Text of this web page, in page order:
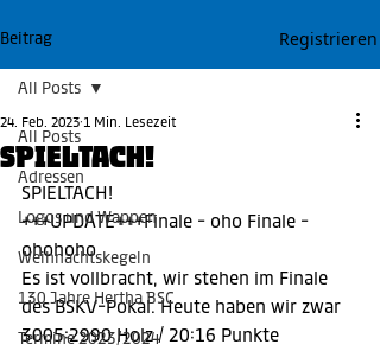
Beitrag Registrieren
All Posts
Adressen
Logos und Wappen
Weihnachtskegeln
130 Jahre Hertha BSC
Termine 2023/2024
All Posts
SPIELTACH!
24. Feb. 2023 1 Min. Lesezeit
SPIELTACH!
+++UPDATE+++Finale - oho Finale -
ohohoho
Es ist vollbracht, wir stehen im Finale
des BSKV-Pokal. Heute haben wir zwar
3005:2990 Holz / 20:16 Punkte